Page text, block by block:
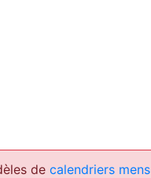
de calendriers